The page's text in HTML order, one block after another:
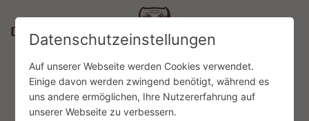
ONLINE AUSFÜLLEN
Datenschutzeinstellungen
Auf unserer Webseite werden Cookies verwendet.
Einige davon werden zwingend benötigt, während es
uns andere ermöglichen, Ihre Nutzererfahrung auf
unserer Webseite zu verbessern.
DE